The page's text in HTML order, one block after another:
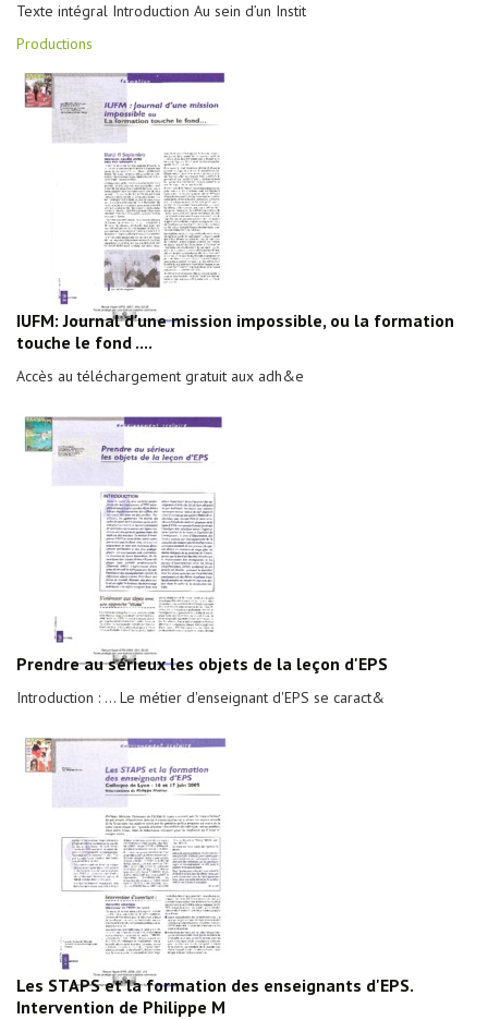
Texte intégral Introduction Au sein d’un Instit
Productions
IUFM: Journal d'une mission impossible, ou la formation
touche le fond ....
Accès au téléchargement gratuit aux adh&e
Prendre au sérieux les objets de la leçon d'EPS
Introduction : ... Le métier d'enseignant d'EPS se caract&
Les STAPS et la formation des enseignants d'EPS.
Intervention de Philippe M